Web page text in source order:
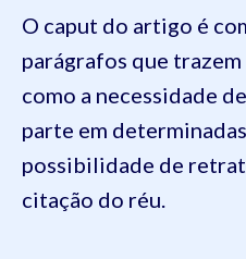
O caput do artigo é
parágrafos que
como a necessidade de
parte em
possibilidade de
citação do réu.